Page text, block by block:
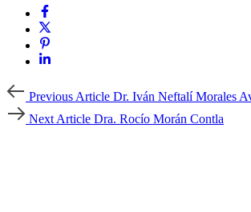
Previous
ArticlePrevious Article Dr. Iván Neftalí Morales
Next
ArticleNext Article Dra. Rocío Morán Contla